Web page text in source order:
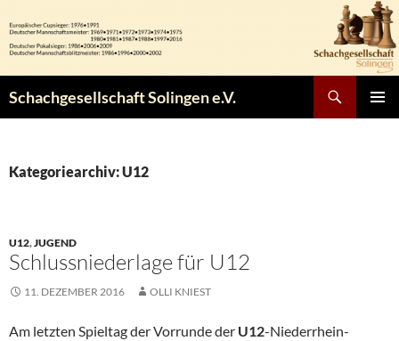
Inhalt
springen
Schachgesellschaft Solingen e.V.
Kategoriearchiv: U12
U12,JUGEND
Schlussniederlage für U12
11. DEZEMBER 2016 OLLI KNIEST
Am letzten Spieltag der Vorrunde der U12-Niederrhein-